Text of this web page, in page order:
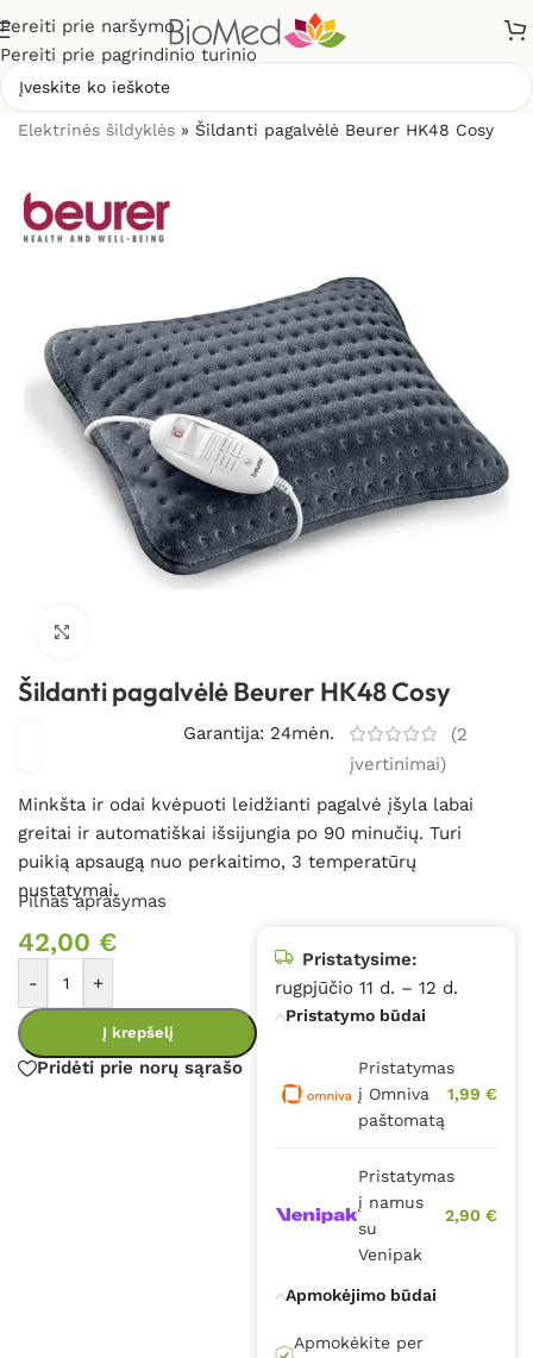
Pereiti prie naršymo
Pereiti prie pagrindinio turinio
Elektrinės šildyklės » Šildanti pagalvėlė Beurer HK48 Cosy
Šildanti pagalvėlė Beurer HK48 Cosy
Garantija: 24mėn. (2
įvertinimai)
Minkšta ir odai kvėpuoti leidžianti pagalvė įšyla labai
greitai ir automatiškai išsijungia po 90 minučių. Turi
puikią apsaugą nuo perkaitimo, 3 temperatūrų
nustatymai.
Pilnas aprašymas
42,00 €
- +
Į krepšelį
Pridėti prie norų sąrašo
Pristatysime:
rugpjūčio 11 d. – 12 d.
Pristatymo būdai
Pristatymas
į Omniva
paštomatą
1,99 €
Pristatymas
į namus
su
Venipak
2,90 €
Apmokėjimo būdai
Apmokėkite per